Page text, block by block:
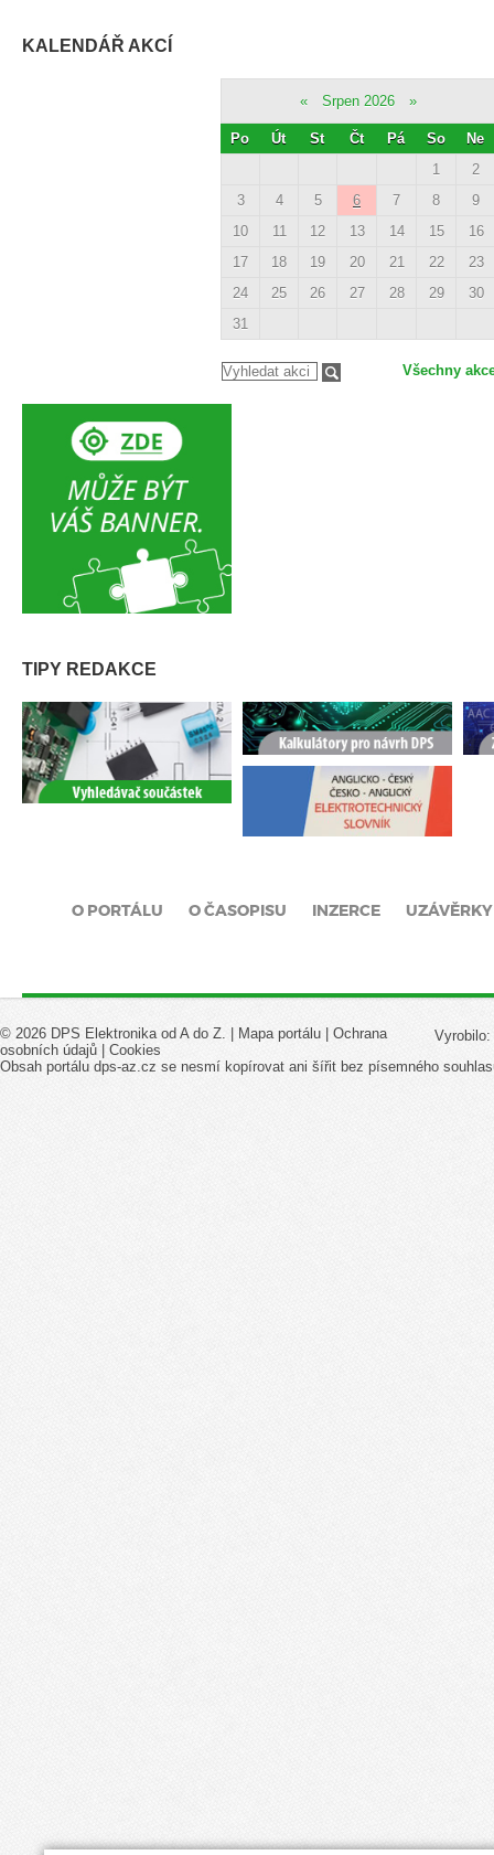
KALENDÁŘ AKCÍ
« Srpen 2026 »
Po Út St Čt Pá So
Ne
1
2
3
4 5 6 7 8
9
10
11 12 13 14 15
16
17
18 19 20 21 22
23
24
25 26 27 28 29
30
31
Všechny
TIPY REDAKCE
O PORTÁLU O ČASOPISU INZERCE UZÁVĚRKY
Vyrobilo:
© 2026 DPS Elektronika od A do Z. | Mapa portálu
Ochrana
osobních údajů
Cookies
Obsah portálu dps-az.cz se nesmí kopírovat ani šířit bez písemného